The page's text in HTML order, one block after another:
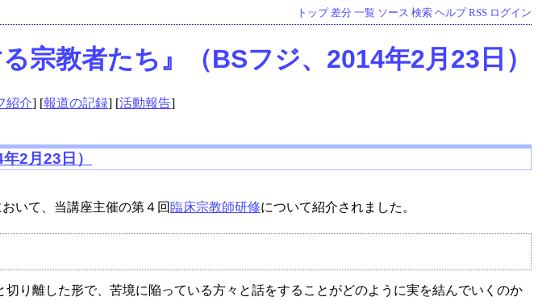
トップ 差分 一覧 ソース 検索 ヘルプ RSS ログイン
宗教者たち』（BSフジ、2014年2月23日）
紹介] [報道の記録] [活動報告]
2月23日）
おいて、当講座主催の第４回 臨床宗教師研修について紹介されました。
り離した形で、苦境に陥っている方々と話をすることがどのように実を結んでいくのか